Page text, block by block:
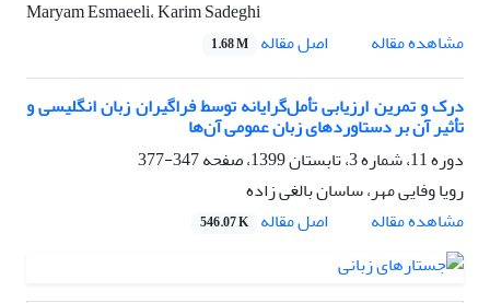
Maryam Esmaeeli، Karim Sadeghi
مشاهده مقاله
اصل مقاله 1.68 M
درک و تمرین ارزیابی تأمل‌گرایانه توسط فراگیران زبان انگلیسی و
تأثیر آن بر دستاوردهای زبان عمومی آن‌ها
دوره 11، شماره 3، تابستان 1399، صفحه
347-377
رویا وفایی مهر، ساسان بالغی زاده
مشاهده مقاله
اصل مقاله 546.07 K